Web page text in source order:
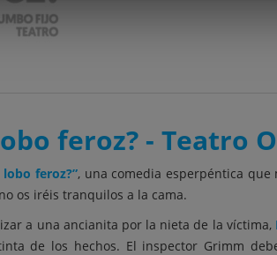
feroz? - Teatro
feroz?”, una comedia esperpéntica que
os iréis tranquilos a la cama.
a una ancianita por la nieta de la víctima,
de los hechos. El inspector Grimm